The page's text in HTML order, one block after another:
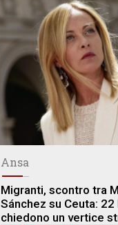
Ansa
Migranti, scontro tra
Sánchez su Ceuta: 22
chiedono un vertice